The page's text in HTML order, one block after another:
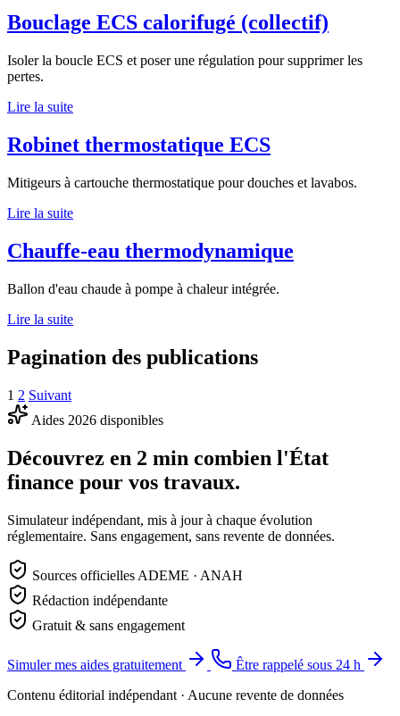
Bouclage ECS calorifugé (collectif)
Isoler la boucle ECS et poser une régulation pour supprimer les
pertes.
Lire la suite
Robinet thermostatique ECS
Mitigeurs à cartouche thermostatique pour douches et lavabos.
Lire la suite
Chauffe-eau thermodynamique
Ballon d'eau chaude à pompe à chaleur intégrée.
Lire la suite
Pagination des publications
1 2 Suivant
Aides 2026 disponibles
Découvrez en 2 min combien l'État
finance pour vos travaux.
Simulateur indépendant, mis à jour à chaque évolution
réglementaire. Sans engagement, sans revente de données.
Sources officielles ADEME · ANAH
Rédaction indépendante
Gratuit & sans engagement
Simuler mes aides gratuitement
Être rappelé sous 24 h
Contenu éditorial indépendant · Aucune revente de données